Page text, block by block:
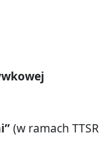
(w ramach TTSR